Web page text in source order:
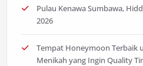
Pulau Kenawa Sumbawa,
2026
Tempat Honeymoon Terbaik
Menikah yang Ingin Quality